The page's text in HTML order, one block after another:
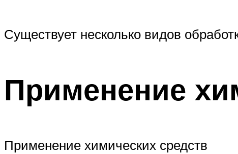
Существует несколько видов
Применение
Применение химических средств